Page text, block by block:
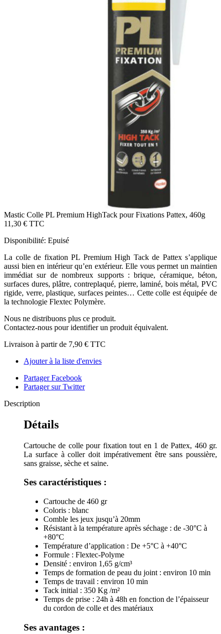
Mastic Colle PL Premium HighTack pour Fixations Pattex, 460g
11,30 € TTC
Disponibilité: Epuisé
La colle de fixation PL Premium High Tack de Pattex s’applique
aussi bien en intérieur qu’en extérieur. Elle vous permet un maintien
immédiat sur de nombreux supports : brique, céramique, béton,
surfaces dures, plâtre, contreplaqué, pierre, laminé, bois métal, PVC
rigide, verre, plastique, surfaces peintes… Cette colle est équipée de
la technologie Flextec Polymère.
Nous ne distribuons plus ce produit.
Contactez-nous pour identifier un produit équivalent.
Livraison à partir de 7,90 € TTC
Ajouter à la liste d'envies
Partager Facebook
Partager sur Twitter
Description
Détails
Cartouche de colle pour fixation tout en 1 de Pattex, 460 gr.
La surface à coller doit impérativement être sans poussière,
sans graisse, sèche et saine.
Ses caractéristiques :
Cartouche de 460 gr
Coloris : blanc
Comble les jeux jusqu’à 20mm
Résistant à la température après séchage : de -30°C à
+80°C
Température d’application : De +5°C à +40°C
Formule : Flextec-Polyme
Densité : environ 1,65 g/cm³
Temps de formation de peau du joint : environ 10 min
Temps de travail : environ 10 min
Tack initial : 350 Kg /m²
Temps de prise : 24h à 48h en fonction de l’épaisseur
du cordon de colle et des matériaux
Ses avantages :